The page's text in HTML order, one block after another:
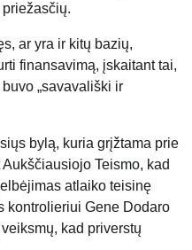
ar yra ir kitų bazių,
finansavimą, įskaitant tai,
„savavališki ir
bylą, kuria grįžtama prie
Teismo, kad
atlaiko teisinę
kontrolieriui Gene Dodaro
kad priverstų